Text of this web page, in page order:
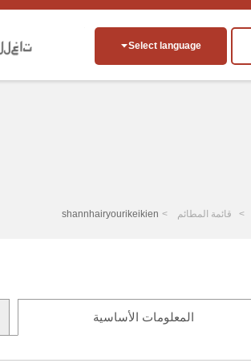
Select language
قائمة المطائم shannhairyourikeikien
المعلومات الأساسية